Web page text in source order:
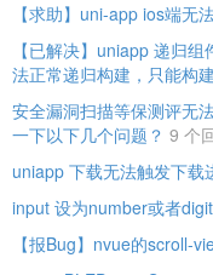
【求助】uni-app ios端无
【已解决】uniapp 递归
法正常递归构建，只能构建
安全漏洞扫描等保测评无
一下以下几个问题？ 9 个
uniapp 下载无法触发下载
input 设为number或者
【报Bug】nvue的scroll-